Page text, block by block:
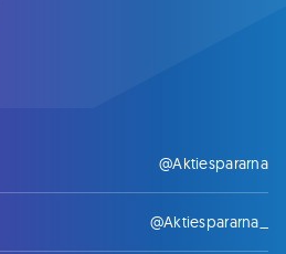
@Aktiespararna
@Aktiespararna_